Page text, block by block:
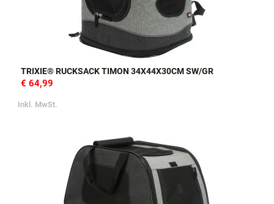
TRIXIE® RUCKSACK TIMON 34X44X30CM SW/GR
€ 64,99
Inkl. MwSt.